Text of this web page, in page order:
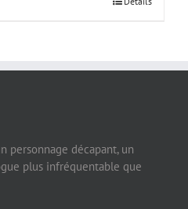
personnage décapant, un
plus infréquentable que